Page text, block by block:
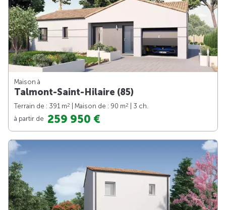
Maison à
Talmont-Saint-Hilaire (85)
Terrain de : 391 m2 | Maison de : 90 m2
| 3 ch.
à partir de 259 950 €